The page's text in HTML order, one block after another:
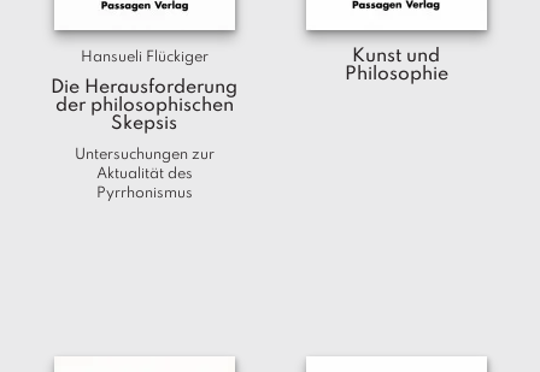
Hansueli Flückiger
Die Herausforderung
der philosophischen
Skepsis
Untersuchungen zur
Aktualität des
Pyrrhonismus
Kunst und
Philosophie